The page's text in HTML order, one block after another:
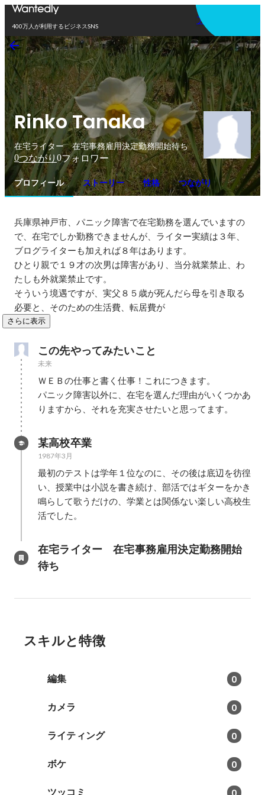
400万人が利用するビジネスSNS
アプリを使う
Rinko Tanaka
在宅ライター 在宅事務雇用決定勤務開始待ち
0つながり 0フォロワー
プロフィール ストーリー 性格 つながり
兵庫県神戸市、パニック障害で在宅勤務を選んでいますの
で、在宅でしか勤務できませんが、ライター実績は３年、
ブログライターも加えれば８年はあります。
ひとり親で１９才の次男は障害があり、当分就業禁止、わ
たしも外就業禁止です。
そういう境遇ですが、実父８５歳が死んだら母を引き取る
必要と、そのための生活費、転居費が
さらに表示
この先やってみたいこと
未来
ＷＥＢの仕事と書く仕事！これにつきます。
パニック障害以外に、在宅を選んだ理由がいくつかあ
りますから、それを充実させたいと思ってます。
某高校卒業
1987年3月
最初のテストは学年１位なのに、その後は底辺を彷徨
い、授業中は小説を書き続け、部活ではギターをかき
鳴らして歌うだけの、学業とは関係ない楽しい高校生
活でした。
在宅ライター　在宅事務雇用決定勤務開始
待ち
スキルと特徴
編集 0
カメラ 0
ライティング 0
ボケ 0